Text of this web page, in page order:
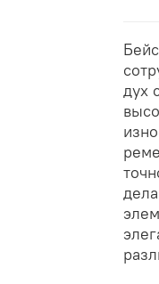
дух